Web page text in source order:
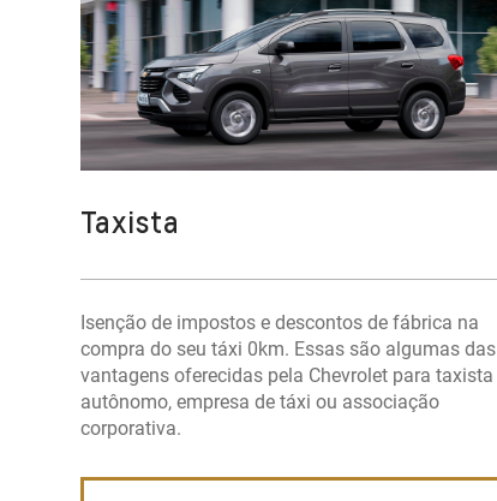
Taxista
Isenção de impostos e descontos de fábrica na
compra do seu táxi 0km. Essas são algumas das
vantagens oferecidas pela Chevrolet para taxista
autônomo, empresa de táxi ou associação
corporativa.